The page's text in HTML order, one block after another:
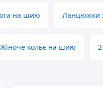
на шию Ланцюжки
Жіноче кольє на шию